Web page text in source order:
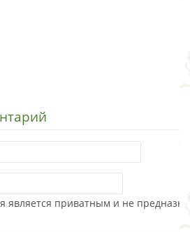
является приватным и не